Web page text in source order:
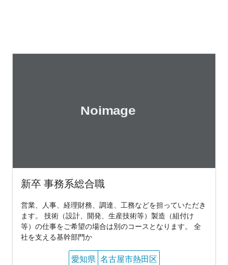
新卒 事務系総合職
営業、人事、経理財務、調達、工務などを担っていただき
ます。 技術（設計、開発、生産技術等）製造（組付け
等）の仕事をご希望の場合は別のコースとなります。 全
社を支える基幹部門か
愛知県 名古屋市熱田区